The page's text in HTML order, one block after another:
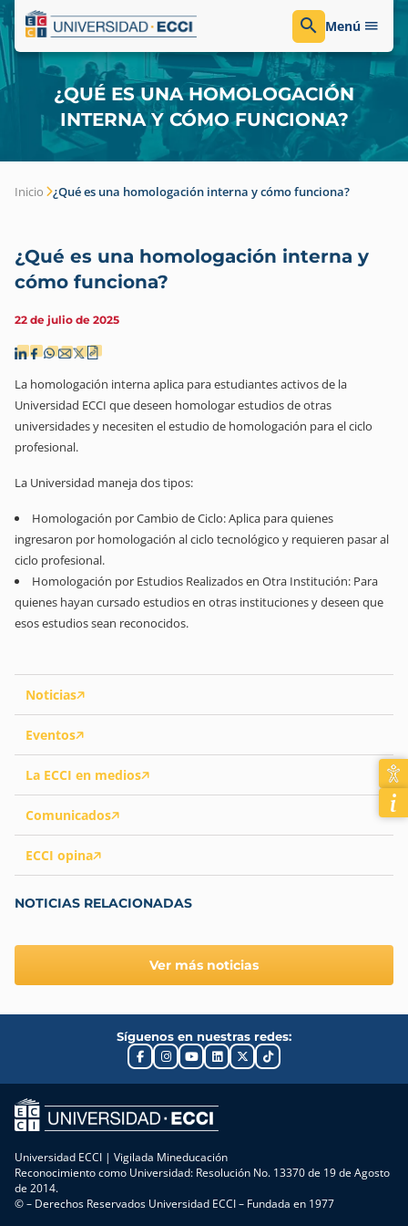
Menú
¿QUÉ ES UNA HOMOLOGACIÓN
INTERNA Y CÓMO FUNCIONA?
Inicio ¿Qué es una homologación interna y cómo funciona?
Noticias
Eventos
La ECCI en medios
Comunicados
ECCI opina
NOTICIAS RELACIONADAS
Ver más noticias
¿Qué es una homologación interna y
cómo funciona?
22 de julio de 2025
La homologación interna aplica para estudiantes activos de la
Universidad ECCI que deseen homologar estudios de otras
universidades y necesiten el estudio de homologación para el ciclo
profesional.
La Universidad maneja dos tipos:
Homologación por Cambio de Ciclo: Aplica para quienes
ingresaron por homologación al ciclo tecnológico y requieren pasar al
ciclo profesional.
Homologación por Estudios Realizados en Otra Institución: Para
quienes hayan cursado estudios en otras instituciones y deseen que
esos estudios sean reconocidos.
Síguenos en nuestras redes:
Universidad ECCI | Vigilada Mineducación
Reconocimiento como Universidad: Resolución No. 13370 de 19 de Agosto
de 2014.
© – Derechos Reservados Universidad ECCI – Fundada en 1977